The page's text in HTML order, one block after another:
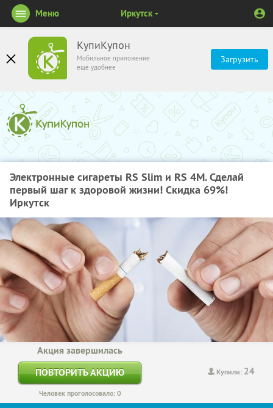
КупиКупон
Мобильное приложение
ещё удобнее
Загрузить
Меню Иркутск
Электронные сигареты RS Slim и RS 4M. Сделай
первый шаг к здоровой жизни! Скидка 69%!
Иркутск
Купили: 24
Акция завершилась
ПОВТОРИТЬ АКЦИЮ
Человек проголосовало: 0